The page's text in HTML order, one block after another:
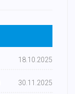
18.10.2025
30.11.2025